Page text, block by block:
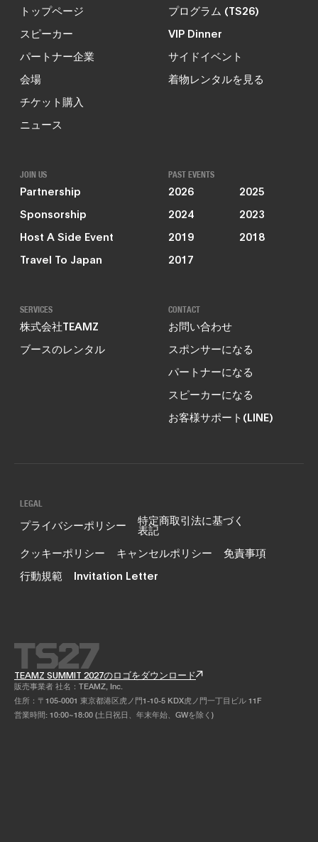
トップページ
スピーカー
パートナー企業
会場
チケット購入
ニュース
プログラム (TS26)
VIP Dinner
サイドイベント
着物レンタルを見る
JOIN US
Partnership
Sponsorship
Host A Side Event
Travel To Japan
PAST EVENTS
2026
2025
2024
2023
2019
2018
2017
SERVICES
株式会社TEAMZ
ブースのレンタル
CONTACT
お問い合わせ
スポンサーになる
パートナーになる
スピーカーになる
お客様サポート(LINE)
LEGAL
プライバシーポリシー 特定商取引法に基づく
表記
クッキーポリシー
キャンセルポリシー
免責事項
行動規範
Invitation Letter
TEAMZ SUMMIT 2027のロゴをダウンロード
販売事業者 社名：TEAMZ, Inc.
住所：〒105-0001 東京都港区虎ノ門1-10-5 KDX虎ノ門一丁目ビル 11F
営業時間: 10:00~18:00 (土日祝日、年末年始、GWを除く)